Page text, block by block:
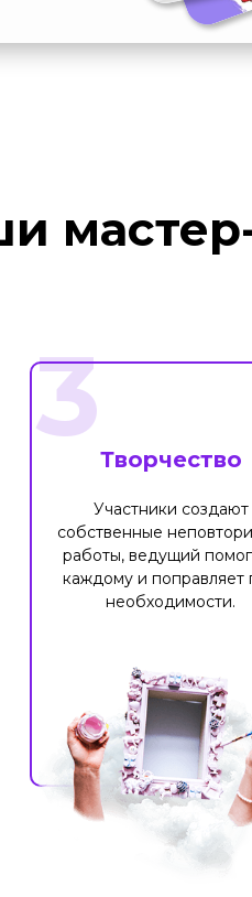
Творчество
Участники создают
собственные
работы, ведущий
каждому и поправляет
необходимости.
3